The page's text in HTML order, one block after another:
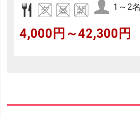
1～2名
4,000円～42,300円